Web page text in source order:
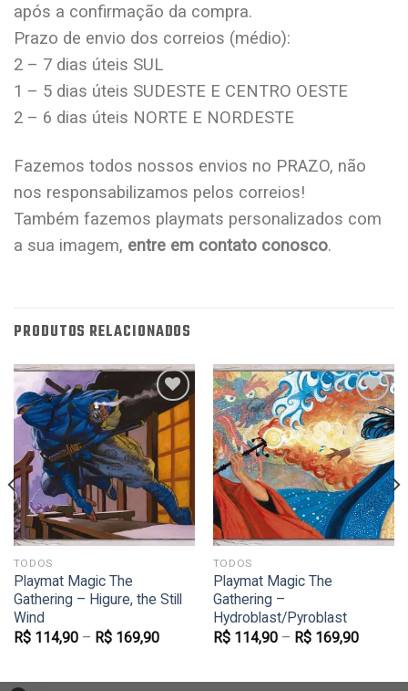
após a confirmação da compra.
Prazo de envio dos correios (médio):
2 – 7 dias úteis SUL
1 – 5 dias úteis SUDESTE E CENTRO OESTE
2 – 6 dias úteis NORTE E NORDESTE
Fazemos todos nossos envios no PRAZO, não
nos responsabilizamos pelos correios!
Também fazemos playmats personalizados com
a sua imagem, entre em contato conosco.
PRODUTOS RELACIONADOS
Favoritar
TODOS
Playmat Magic The
Gathering – Higure, the Still
Wind
R$114,90– R$169,90
Favoritar
TODOS
Playmat Magic The
Gathering –
Hydroblast/Pyroblast
R$114,90– R$169,90